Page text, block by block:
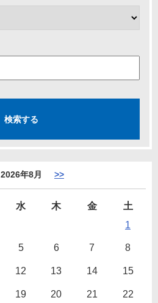
2026年8月 >>
水 木 金
土
1
5 6 7 8
12 13 14 15
19 20 21 22